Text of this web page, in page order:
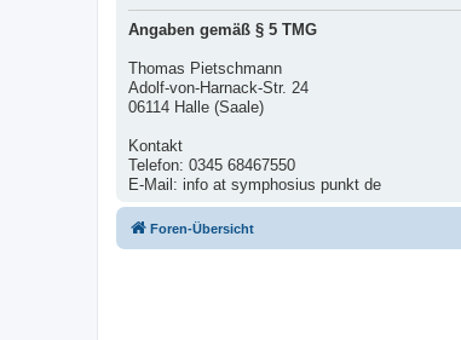
Angaben gemäß § 5 TMG
Thomas Pietschmann
Adolf-von-Harnack-Str. 24
06114 Halle (Saale)
Kontakt
Telefon: 0345 68467550
E-Mail: info at symphosius punkt de
Foren-Übersicht